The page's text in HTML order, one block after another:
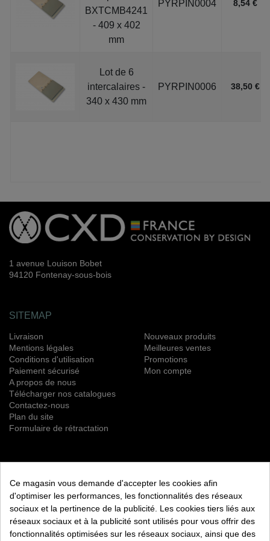
BXTCMB4241
- 409 x 402
mm
PYRPIN0004 8,54 €
Lot de 6
intercalaires -
340 x 430 mm
PYRPIN0006 38,50 €
1 avenue Louison Bobet
94120 Fontenay-sous-bois
SITEMAP
Livraison
Mentions légales
Conditions d'utilisation
Paiement sécurisé
A propos de nous
Télécharger nos catalogues
Contactez-nous
Plan du site
Formulaire de rétractation
Nouveaux produits
Meilleures ventes
Promotions
Mon compte
S’ABONNER
Vous pouvez vous désinscrire à tout moment. Vous trouverez
pour cela nos informations de contact dans les conditions
d'utilisation du site.
Ce magasin vous demande d'accepter les cookies afin
d'optimiser les performances, les fonctionnalités des réseaux
sociaux et la pertinence de la publicité. Les cookies tiers liés aux
réseaux sociaux et à la publicité sont utilisés pour vous offrir des
fonctionnalités optimisées sur les réseaux sociaux, ainsi que des